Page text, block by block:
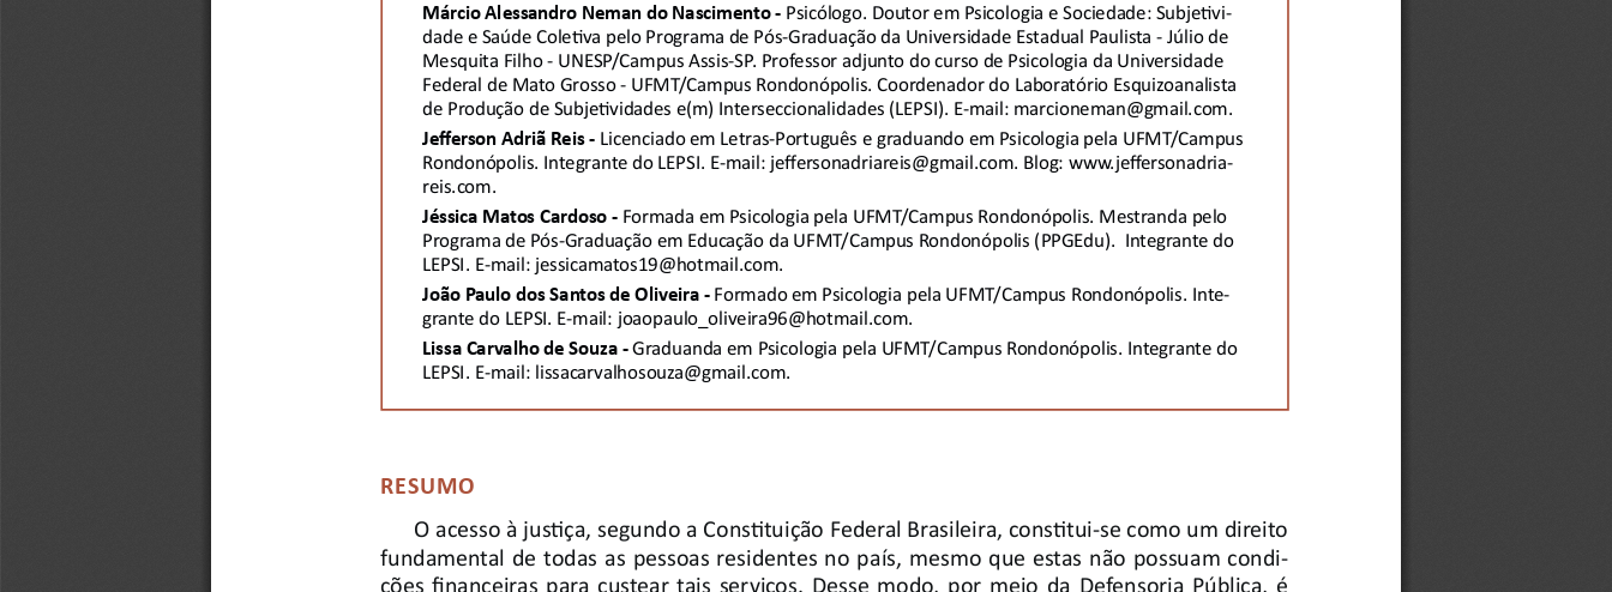
Márcio Alessandro Neman do Nascimento - Psicólogo. Doutor em Psicologia e Sociedade: Subjeti vi-
dade e Saúde Coleti va pelo Programa de Pós-Graduação da Universidade Estadual Paulista - Júlio de
Mesquita Filho - UNESP/Campus Assis-SP. Professor adjunto do curso de Psicologia da Universidade
Federal de Mato Grosso - UFMT/Campus Rondonópolis. Coordenador do Laboratório Esquizoanalista
de Produção de Subjeti vidades e(m) Interseccionalidades (LEPSI). E-mail: marcioneman@gmail.com.
Jeff erson Adriã Reis - Licenciado em Letras-Português e graduando em Psicologia pela UFMT/Campus
Rondonópolis. Integrante do LEPSI. E-mail: jeff ersonadriareis@gmail.com. Blog: www.jeff ersonadria-
reis.com.
Jéssica Matos Cardoso - Formada em Psicologia pela UFMT/Campus Rondonópolis. Mestranda pelo
Programa de Pós-Graduação em Educação da UFMT/Campus Rondonópolis (PPGEdu).  Integrante do
LEPSI. E-mail: jessicamatos19@hotmail.com.
João Paulo dos Santos de Oliveira - Formado em Psicologia pela UFMT/Campus Rondonópolis. Inte-
grante do LEPSI. E-mail: joaopaulo_oliveira96@hotmail.com.
Lissa Carvalho de Souza - Graduanda em Psicologia pela UFMT/Campus Rondonópolis. Integrante do
LEPSI. E-mail: lissacarvalhosouza@gmail.com.
RESUMO
O acesso à justi ça, segundo a Consti tuição Federal Brasileira, consti tui-se como um direito
fundamental de todas as pessoas residentes no país, mesmo que estas não possuam condi-